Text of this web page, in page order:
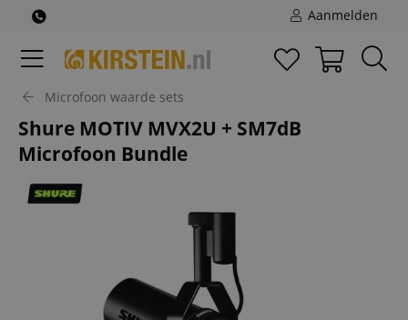
Aanmelden
Microfoon waarde sets
Shure MOTIV MVX2U + SM7dB
Microfoon Bundle